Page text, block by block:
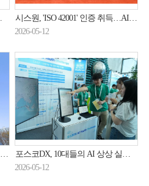
시스원, 'ISO 42001' 인증 취득…AI 거버넌스 경쟁력 입증
2026-05-12
포스코DX, 10대들의 AI 상상 실현 프로젝트 오픈
2026-05-12